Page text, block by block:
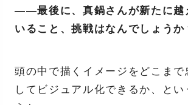
――最後に、真鍋さんが新たに越
いること、挑戦はなんでしょうか
頭の中で描くイメージをどこまで
してビジュアル化できるか、とい